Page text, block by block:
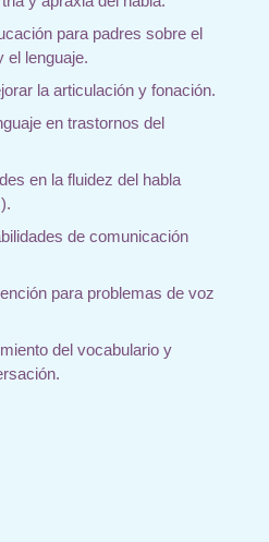
para padres sobre el
el lenguaje.
la articulación y fonación.
en trastornos del
en la fluidez del habla
de comunicación
para problemas de voz
del vocabulario y